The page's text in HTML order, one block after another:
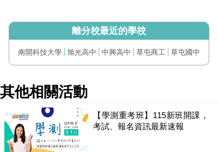
離分校最近的學校
南開科技大學 旭光高中 中興高中 草屯商工 草屯國中
其他相關活動
【學測重考班】115新班開課，
考試、報名資訊最新速報